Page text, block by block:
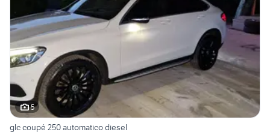
5
glc coupé 250 automatico diesel